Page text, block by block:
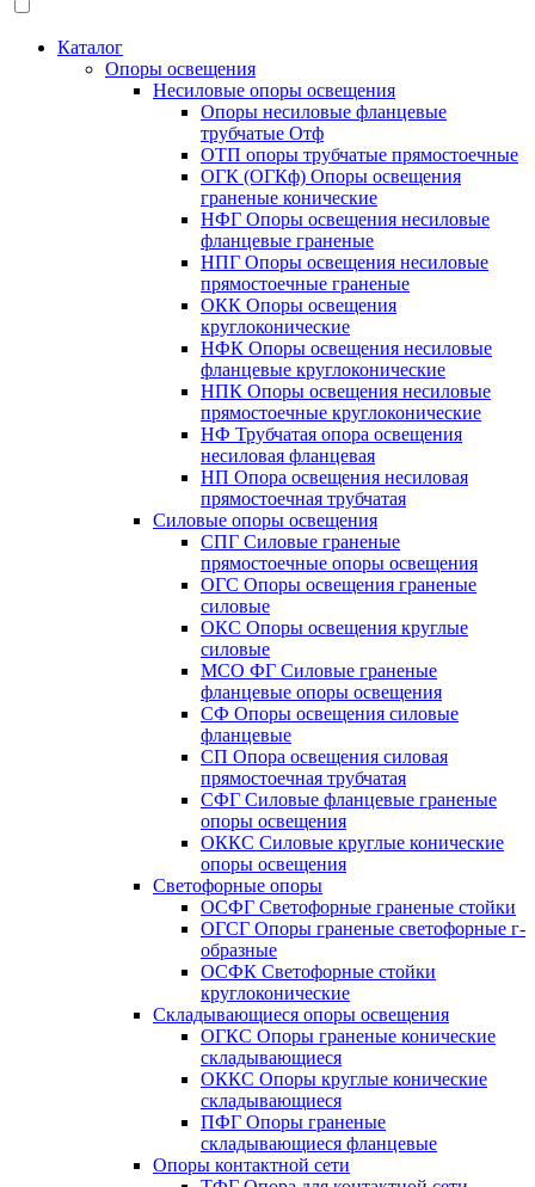
Каталог
Опоры освещения
Несиловые опоры освещения
Опоры несиловые фланцевые
трубчатые Отф
ОТП опоры трубчатые прямостоечные
ОГК (ОГКф) Опоры освещения
граненые конические
НФГ Опоры освещения несиловые
фланцевые граненые
НПГ Опоры освещения несиловые
прямостоечные граненые
ОКК Опоры освещения
круглоконические
НФК Опоры освещения несиловые
фланцевые круглоконические
НПК Опоры освещения несиловые
прямостоечные круглоконические
НФ Трубчатая опора освещения
несиловая фланцевая
НП Опора освещения несиловая
прямостоечная трубчатая
Силовые опоры освещения
СПГ Силовые граненые
прямостоечные опоры освещения
ОГС Опоры освещения граненые
силовые
ОКС Опоры освещения круглые
силовые
МСО ФГ Силовые граненые
фланцевые опоры освещения
СФ Опоры освещения силовые
фланцевые
СП Опора освещения силовая
прямостоечная трубчатая
СФГ Силовые фланцевые граненые
опоры освещения
ОККС Силовые круглые конические
опоры освещения
Светофорные опоры
ОСФГ Светофорные граненые стойки
ОГСГ Опоры граненые светофорные г-
образные
ОСФК Светофорные стойки
круглоконические
Складывающиеся опоры освещения
ОГКС Опоры граненые конические
складывающиеся
ОККС Опоры круглые конические
складывающиеся
ПФГ Опоры граненые
складывающиеся фланцевые
Опоры контактной сети